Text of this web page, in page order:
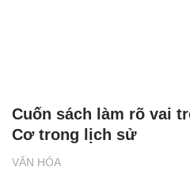
VĂN HÓA
Cuốn sách làm rõ vai
Cơ trong lịch sử